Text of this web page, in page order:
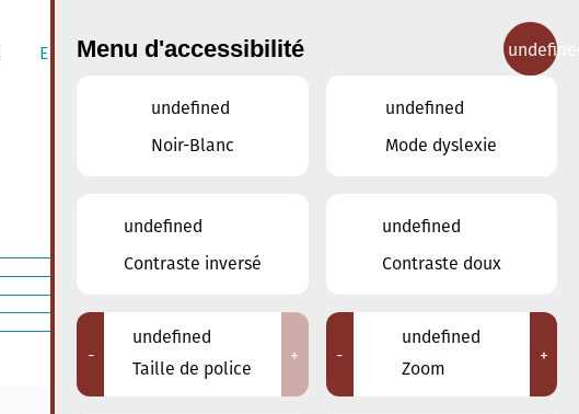
ENSEIGNEMENT MUSICAL CONTACT
Lieux
Tous
Ariston
Conservatoire de Musique de la Ville
d'Esch/Alzette
Eglise décanale St. Joseph / Esch
Escher Theater - Esch-sur-Alzette
Menu d'accessibilité
undefined
Noir-Blanc
undefined
Mode dyslexie
undefined
Contraste inversé
undefined
Contraste doux
-
undefined
Taille de police
+ -
undefined
Zoom
+